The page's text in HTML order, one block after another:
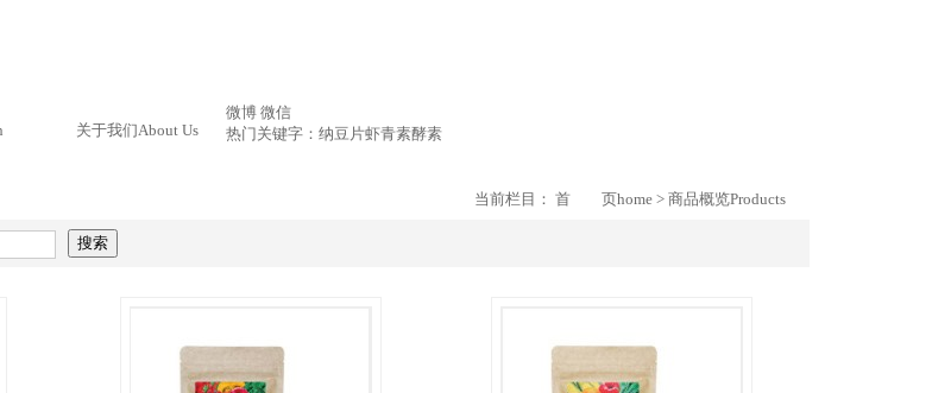
关于我们About Us
微博 微信
热门关键字： 纳豆片虾青素酵素
当前栏目： 首 页home> 商品概览Products